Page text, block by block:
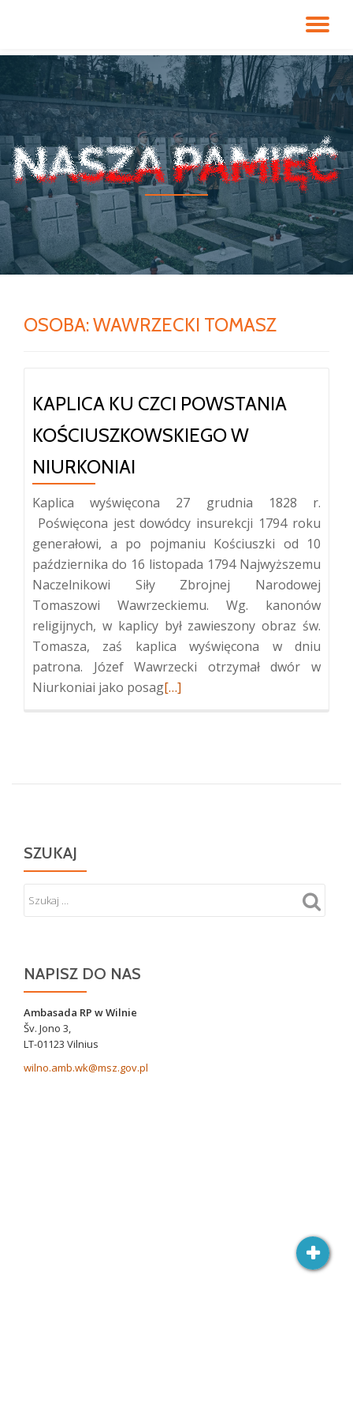
do
OSOBA:WAWRZECKI TOMASZ
KAPLICA KU CZCI POWSTANIA
KOŚCIUSZKOWSKIEGO W
NIURKONIAI
Kaplica wyświęcona 27 grudnia 1828 r.
Poświęcona jest dowódcy insurekcji 1794 roku
generałowi, a po pojmaniu Kościuszki od 10
października do 16 listopada 1794 Najwyższemu
Naczelnikowi Siły Zbrojnej Narodowej
Tomaszowi Wawrzeckiemu. Wg. kanonów
religijnych, w kaplicy był zawieszony obraz św.
Tomasza, zaś kaplica wyświęcona w dniu
patrona. Józef Wawrzecki otrzymał dwór w
Niurkoniai jako posagWięcej
kościuszkowskiego
[…]
SZUKAJ
NAPISZ DO NAS
Ambasada RP w Wilnie
Šv. Jono 3,
LT-01123 Vilnius
wilno.amb.wk@msz.gov.pl